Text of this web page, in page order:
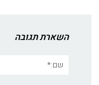
השארת תגובה